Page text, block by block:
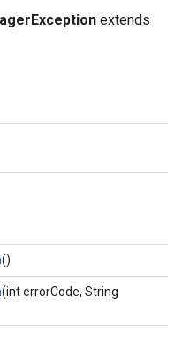
extends
()
(int errorCode, String